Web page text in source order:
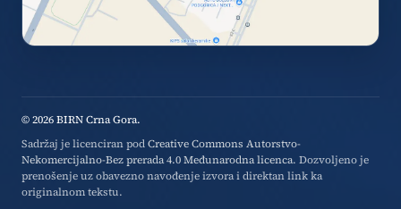
© 2026 BIRN Crna Gora.
Sadržaj je licenciran podCreative Commons Autorstvo-
Nekomercijalno-Bez prerada 4.0 Međunarodna licenca. Dozvoljeno je
prenošenje uz obavezno navođenje izvora i direktan link ka
originalnom tekstu.